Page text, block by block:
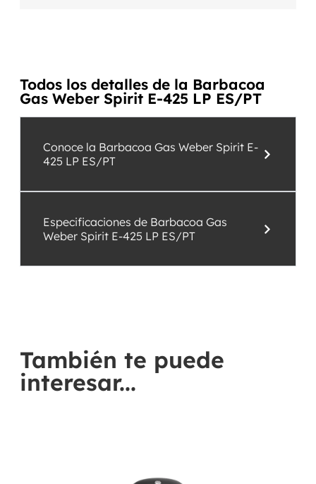
Todos los detalles de la Barbacoa
Gas Weber Spirit E-425 LP ES/PT
Conoce la Barbacoa Gas Weber Spirit E-
425 LP ES/PT
Especificaciones de Barbacoa Gas
Weber Spirit E-425 LP ES/PT
También te puede
interesar...